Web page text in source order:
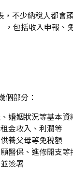
，不少納稅人都會
，包括收入申報
個部分：
婚姻狀況等基本資
金收入、利潤等
養父母等免稅額
醫保、進修開支等
簽署